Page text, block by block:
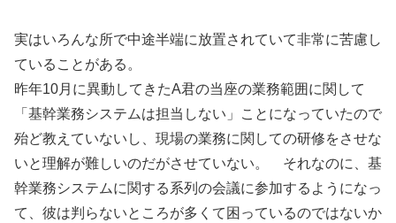
実はいろんな所で中途半端に放置されていて非常に苦慮し
ていることがある。
昨年10月に異動してきたA君の当座の業務範囲に関して
「基幹業務システムは担当しない」ことになっていたので
殆ど教えていないし、現場の業務に関しての研修をさせな
いと理解が難しいのだがさせていない。 それなのに、基
幹業務システムに関する系列の会議に参加するようになっ
て、彼は判らないところが多くて困っているのではないか